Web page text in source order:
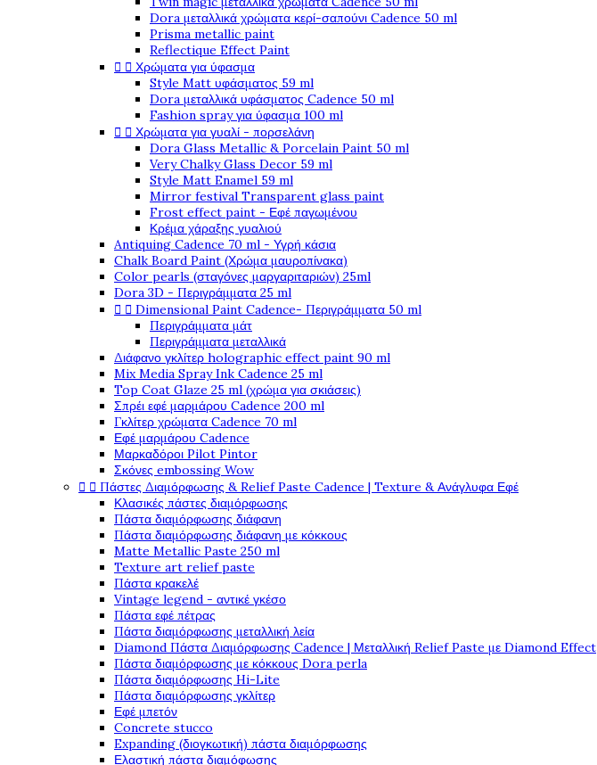
Dora μεταλλικά χρώματα κερί-σαπούνι Cadence 50 ml
Prisma metallic paint
Reflectique Effect Paint
  Χρώματα για ύφασμα
Style Matt υφάσματος 59 ml
Dora μεταλλικά υφάσματος Cadence 50 ml
Fashion spray για ύφασμα 100 ml
  Χρώματα για γυαλί - πορσελάνη
Dora Glass Metallic & Porcelain Paint 50 ml
Very Chalky Glass Decor 59 ml
Style Matt Enamel 59 ml
Mirror festival Transparent glass paint
Frost effect paint - Εφέ παγωμένου
Κρέμα χάραξης γυαλιού
Antiquing Cadence 70 ml - Υγρή κάσια
Chalk Board Paint (Χρώμα μαυροπίνακα)
Color pearls (σταγόνες μαργαριταριών) 25ml
Dora 3D - Περιγράμματα 25 ml
  Dimensional Paint Cadence- Περιγράμματα 50 ml
Περιγράμματα μάτ
Περιγράμματα μεταλλικά
Διάφανο γκλίτερ holographic effect paint 90 ml
Mix Media Spray Ink Cadence 25 ml
Top Coat Glaze 25 ml (χρώμα για σκιάσεις)
Σπρέι εφέ μαρμάρου Cadence 200 ml
Γκλίτερ χρώματα Cadence 70 ml
Εφέ μαρμάρου Cadence
Μαρκαδόροι Pilot Pintor
Σκόνες embossing Wow
  Πάστες Διαμόρφωσης & Relief Paste Cadence | Texture & Ανάγλυφα Εφέ
Κλασικές πάστες διαμόρφωσης
Πάστα διαμόρφωσης διάφανη
Πάστα διαμόρφωσης διάφανη με κόκκους
Matte Metallic Paste 250 ml
Texture art relief paste
Πάστα κρακελέ
Vintage legend - αντικέ γκέσο
Πάστα εφέ πέτρας
Πάστα διαμόρφωσης μεταλλική λεία
Diamond Πάστα Διαμόρφωσης Cadence | Μεταλλική Relief Paste με Diamond Effect
Πάστα διαμόρφωσης με κόκκους Dora perla
Πάστα διαμόρφωσης Hi-Lite
Πάστα διαμόρφωσης γκλίτερ
Εφέ μπετόν
Concrete stucco
Expanding (διογκωτική) πάστα διαμόρφωσης
Ελαστική πάστα διαμόφωσης